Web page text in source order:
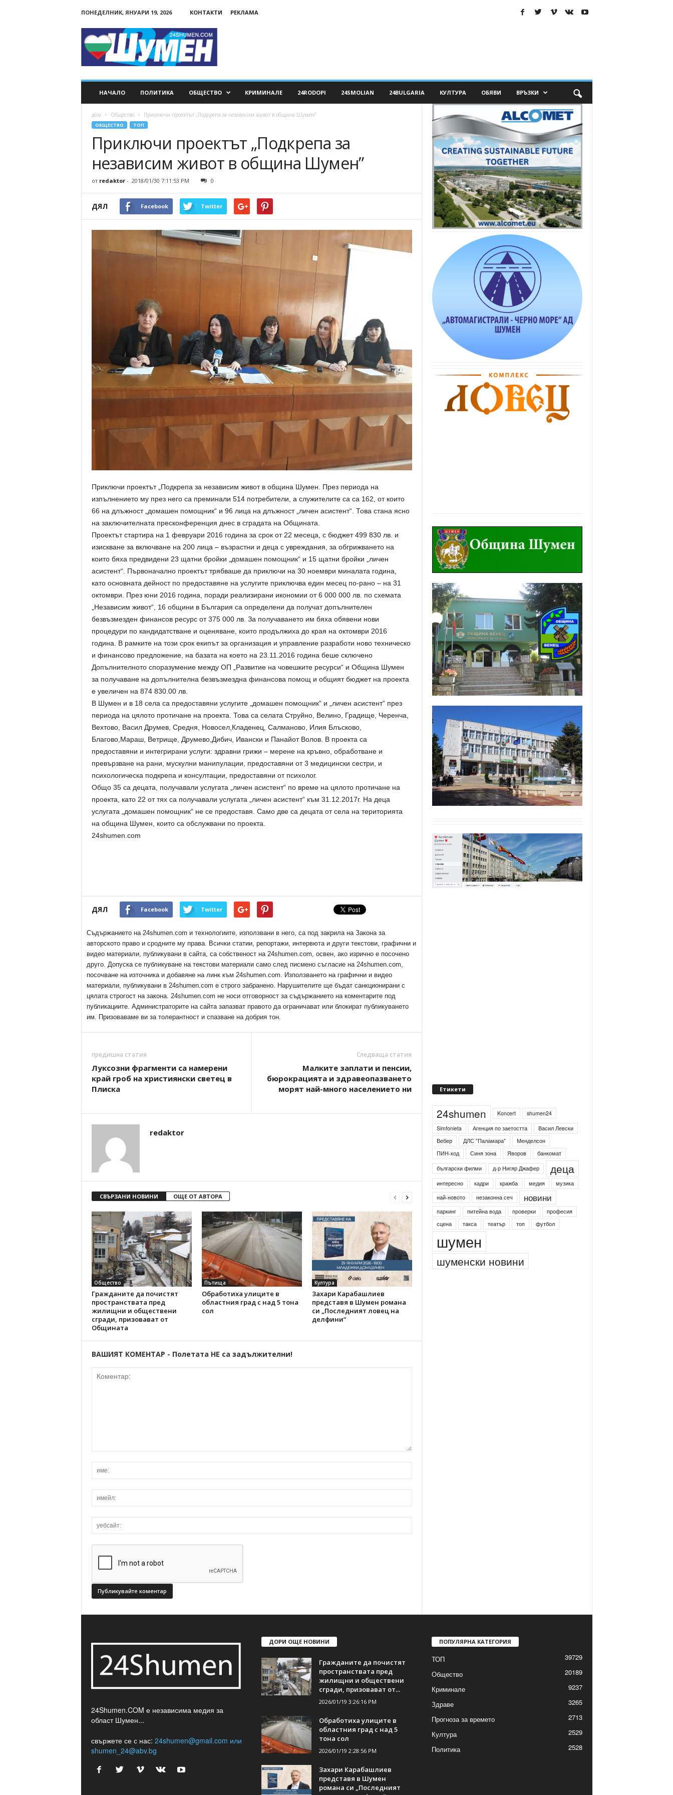
ПОНЕДЕЛНИК, ЯНУАРИ 19, 2026 КОНТАКТИ РЕКЛАМА
НАЧАЛО ПОЛИТИКА ОБЩЕСТВО КРИМИНАЛЕ 24RODOPI 24SMOLIAN 24BULGARIA КУЛТУРА ОБЯВИ ВРЪЗКИ
дом Общество Приключи проектът „Подкрепа за независим живот в община Шумен”
ОБЩЕСТВО ТОП
Приключи проектът „Подкрепа за
независим живот в община Шумен”
от redaktor- 2018/01/30 7:11:53 PM 0
ДЯЛ Facebook Twitter
Приключи проектът „Подкрепа за независим живот в община Шумен. През периода на
изпълнението му през него са преминали 514 потребители, а служителите са са 162, от които
66 на длъжност „домашен помощник“ и 96 лица на длъжност „личен асистент“. Това стана ясно
на заключителната пресконференция днес в сградата на Общината.
Проектът стартира на 1 февруари 2016 година за срок от 22 месеца, с бюджет 499 830 лв. и
изискване за включване на 200 лица – възрастни и деца с увреждания, за обгрижването на
които бяха предвидени 23 щатни бройки „домашен помощник“ и 15 щатни бройки „личен
асистент“. Първоначално проектът трябваше да приключи на 30 ноември миналата година,
като основната дейност по предоставяне на услугите приключва един месец по-рано – на 31
октомври. През юни 2016 година, поради реализирани икономии от 6 000 000 лв. по схемата
„Независим живот“, 16 общини в България са определени да получат допълнителен
безвъзмезден финансов ресурс от 375 000 лв. За получаването им бяха обявени нови
процедури по кандидатстване и оценяване, които продължиха до края на октомври 2016
година. В рамките на този срок екипът за организация и управление разработи ново техническо
и финансово предложение, на базата на което на 23.11.2016 година беше сключено
Допълнителното споразумение между ОП „Развитие на човешките ресурси“ и Община Шумен
за получаване на допълнителна безвъзмездна финансова помощ и общият бюджет на проекта
е увеличен на 874 830.00 лв.
В Шумен и в 18 села са предоставяни услугите „домашен помощник“ и „личен асистент“ през
периода на цялото протичане на проекта. Това са селата Струйно, Велино, Градище, Черенча,
Вехтово, Васил Друмев, Средня, Новосел,Кладенец, Салманово, Илия Блъсково,
Благово,Мараш, Ветрище, Друмево,Дибич, Ивански и Панайот Волов. В проекта са
предоставяни и интегрирани услуги: здравни грижи – мерене на кръвно, обработване и
превързване на рани, мускулни манипулации, предоставяни от 3 медицински сестри, и
психологическа подкрепа и консултации, предоставяни от психолог.
Общо 35 са децата, получавали услугата „личен асистент“ по време на цялото протичане на
проекта, като 22 от тях са получавали услугата „личен асистент“ към 31.12.2017г. На деца
услугата „домашен помощник“ не се предоставя. Само две са децата от села на територията
на община Шумен, които са обслужвани по проекта.
24shumen.com
ДЯЛ Facebook Twitter
Съдържанието на 24shumen.com и технологиите, използвани в него, са под закрила на Закона за
авторското право и сродните му права. Всички статии, репортажи, интервюта и други текстови, графични и
видео материали, публикувани в сайта, са собственост на 24shumen.com, освен, ако изрично е посочено
друго. Допуска се публикуване на текстови материали само след писмено съгласие на 24shumen.com,
посочване на източника и добавяне на линк към 24shumen.com. Използването на графични и видео
материали, публикувани в 24shumen.com е строго забранено. Нарушителите ще бъдат санкционирани с
цялата строгост на закона. 24shumen.com не носи отговорност за съдържанието на коментарите под
публикациите. Администраторите на сайта запазват правото да ограничават или блокират публикуването
им. Призоваваме ви за толерантност и спазване на добрия тон.
предишна статия
Луксозни фрагменти са намерени
край гроб на християнски светец в
Плиска
Следваща статия
Малките заплати и пенсии,
бюрокрацията и здравеопазването
морят най-много населението ни
redaktor
СВЪРЗАНИ НОВИНИ ОЩЕ ОТ АВТОРА
Общество
Гражданите да почистят
пространствата пред
жилищни и обществени
сгради, призовават от
Общината
Пътища
Обработиха улиците в
областния град с над 5 тона
сол
Култура
Захари Карабашлиев
представя в Шумен романа
си „Последният ловец на
делфини“
ВАШИЯТ КОМЕНТАР - Полетата НЕ са задължителни!
Етикети
24shumen Koncert
shumen24
Simfonieta
Агенция по заетостта
Васил Левски
Вебер
ДЛС "Паламара"
Менделсон
ПИН-код
Синя зона Яворов
банкомат
български филми
д-р Нигяр Джафер деца
интересно кадри кражба медия
музика
най-новото
незаконна сеч новини
паркинг питейна вода проверки
професия
сцена
такса театър топ футбол
шумен
шуменски новини
24Shumen.COM е независима медия за
област Шумен...
свържете се с нас: 24shumen@gmail.com или
shumen_24@abv.bg
ДОРИ ОЩЕ НОВИНИ
Гражданите да почистят
пространствата пред
жилищни и обществени
сгради, призовават от...
2026/01/19 3:26:16 PM
Обработиха улиците в
областния град с над 5
тона сол
2026/01/19 2:28:56 PM
Захари Карабашлиев
представя в Шумен
романа си „Последният
ПОПУЛЯРНА КАТЕГОРИЯ
ТОП
39729
Общество
20189
Криминале
9237
Здраве
3265
Прогноза за времето
2713
Култура
2529
Политика
2528